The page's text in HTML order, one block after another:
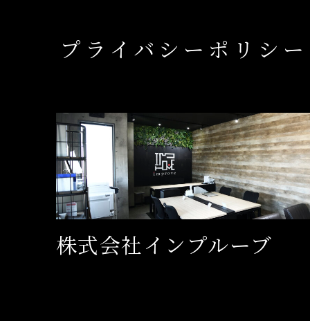
プライバシーポリシー
株式会社インプルーブ